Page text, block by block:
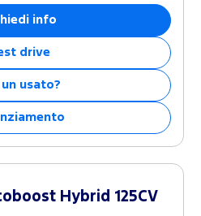
info
drive
un usato?
Hybrid 125CV